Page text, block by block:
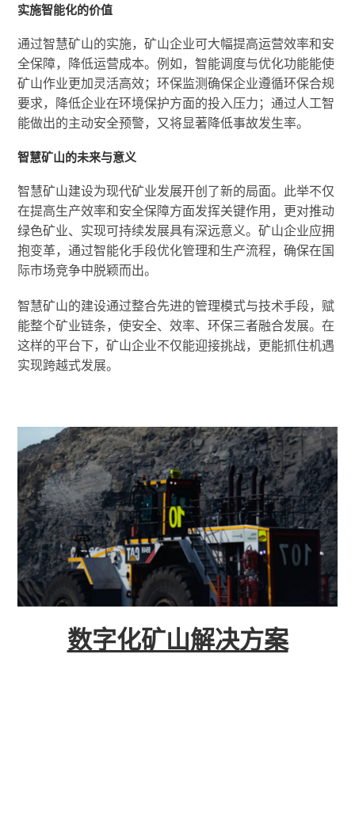
实施智能化的价值
通过智慧矿山的实施，矿山企业可大幅提高运营效率和安
全保障，降低运营成本。例如，智能调度与优化功能能使
矿山作业更加灵活高效；环保监测确保企业遵循环保合规
要求，降低企业在环境保护方面的投入压力；通过人工智
能做出的主动安全预警，又将显著降低事故发生率。
智慧矿山的未来与意义
智慧矿山建设为现代矿业发展开创了新的局面。此举不仅
在提高生产效率和安全保障方面发挥关键作用，更对推动
绿色矿业、实现可持续发展具有深远意义。矿山企业应拥
抱变革，通过智能化手段优化管理和生产流程，确保在国
际市场竞争中脱颖而出。
智慧矿山的建设通过整合先进的管理模式与技术手段，赋
能整个矿业链条，使安全、效率、环保三者融合发展。在
这样的平台下，矿山企业不仅能迎接挑战，更能抓住机遇
实现跨越式发展。
数字化矿山解决方案